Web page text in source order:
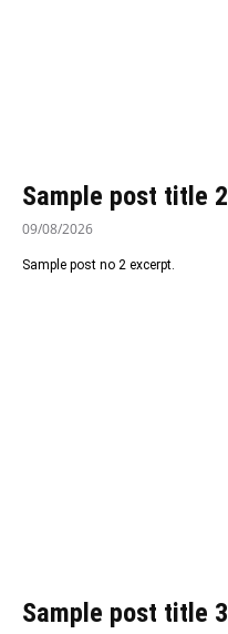
Sample post title 2
09/08/2026
Sample post no 2 excerpt.
Sample post title 3